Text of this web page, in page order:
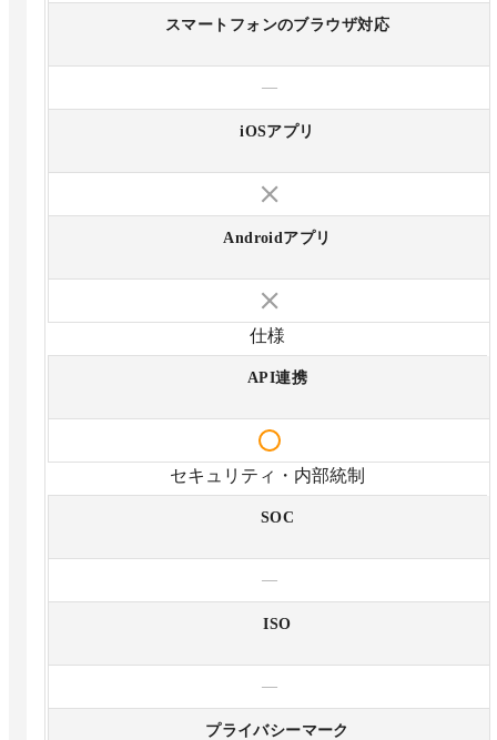
スマートフォンのブラウザ対応
—
iOSアプリ
Androidアプリ
仕様
API連携
セキュリティ・内部統制
SOC
—
ISO
—
プライバシーマーク